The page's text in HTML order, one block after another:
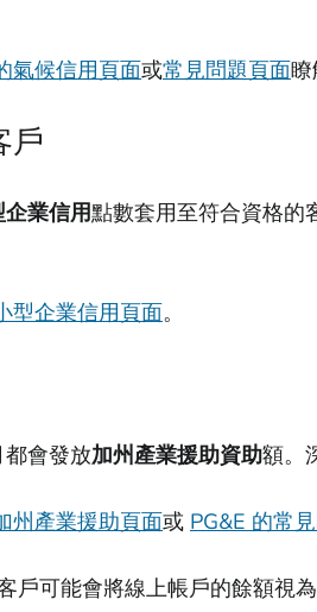
氣候信用頁面或常見問題頁面瞭
戶
業信用點數套用至符合資格的
型企業信用頁面。
都會發放加州產業援助資助額。
州產業援助頁面或 PG&E 的常
戶可能會將線上帳戶的餘額視